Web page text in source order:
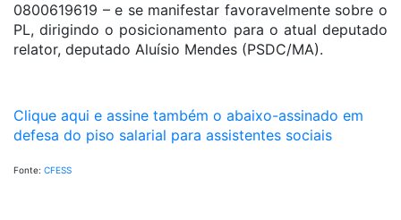
0800619619 – e se manifestar favoravelmente sobre o
PL, dirigindo o posicionamento para o atual deputado
relator, deputado Aluísio Mendes (PSDC/MA).
Clique aqui e assine também o abaixo-assinado em
defesa do piso salarial para assistentes sociais
Fonte: CFESS